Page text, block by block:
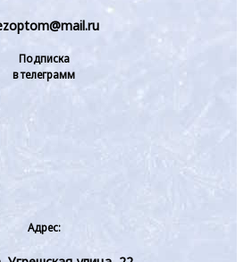
Подписка
в телеграмм
Адрес: